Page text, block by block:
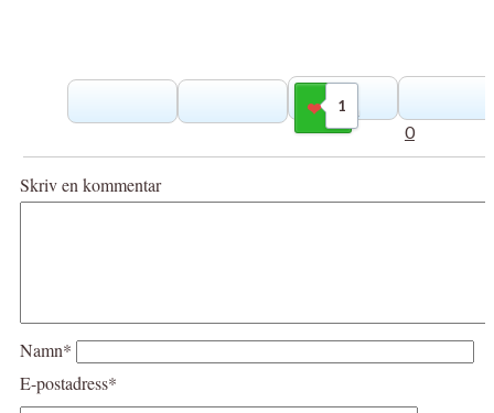
1
Gilla
0
Skriv en kommentar
Namn*
E-postadress*